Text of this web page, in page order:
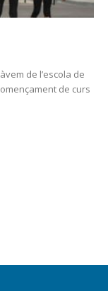
de l’escola de
de curs